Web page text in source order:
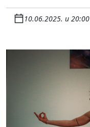
10.06.2025. u 20:00